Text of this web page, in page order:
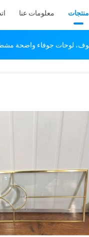
منتجات معلومات عنا
لوحات جوفاء واضحة